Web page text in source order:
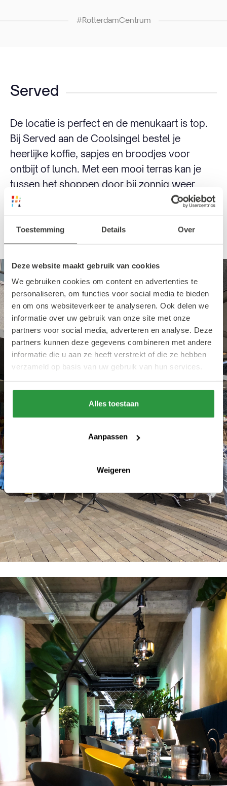
Toestemming Details Over
Deze website maakt gebruik van cookies
We gebruiken cookies om content en advertenties te
personaliseren, om functies voor social media te bieden
en om ons websiteverkeer te analyseren. Ook delen we
informatie over uw gebruik van onze site met onze
partners voor social media, adverteren en analyse. Deze
partners kunnen deze gegevens combineren met andere
informatie die u aan ze heeft verstrekt of die ze hebben
verzameld op basis van uw gebruik van hun services.
Alles toestaan
Aanpassen
Weigeren
#RotterdamCentrum
Served
De locatie is perfect en de menukaart is top.
Bij Served aan de Coolsingel bestel je
heerlijke koffie, sapjes en broodjes voor
ontbijt of lunch. Met een mooi terras kan je
tussen het shoppen door bij zonnig weer
heerlijk buiten vertoeven. Is het wat minder
lekker buiten? Zoek dan een plekje binnen in
hun mooi ingerichte café.